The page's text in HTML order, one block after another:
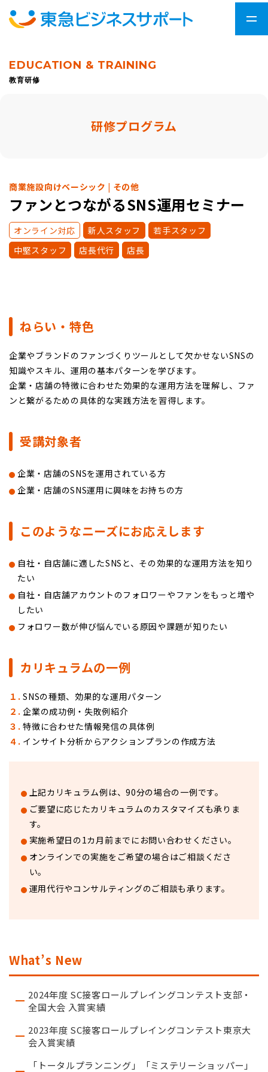
EDUCATION & TRAINING
教育研修
研修プログラム
商業施設向けベーシック | その他
ファンとつながるSNS運用セミナー
オンライン対応 新人スタッフ
若手スタッフ
中堅スタッフ
店長代行 店長
ねらい・特色
企業やブランドのファンづくりツールとして欠かせないSNSの
知識やスキル、運用の基本パターンを学びます。
企業・店舗の特徴に合わせた効果的な運用方法を理解し、ファ
ンと繋がるための具体的な実践方法を習得します。
受講対象者
企業・店舗のSNSを運用されている方
企業・店舗のSNS運用に興味をお持ちの方
このようなニーズにお応えします
自社・自店舗に適したSNSと、その効果的な運用方法を知り
たい
自社・自店舗アカウントのフォロワーやファンをもっと増や
したい
フォロワー数が伸び悩んでいる原因や課題が知りたい
カリキュラムの一例
１. SNSの種類、効果的な運用パターン
２. 企業の成功例・失敗例紹介
３. 特徴に合わせた情報発信の具体例
４. インサイト分析からアクションプランの作成方法
上記カリキュラム例は、90分の場合の一例です。
ご要望に応じたカリキュラムのカスタマイズも承りま
す。
実施希望日の1カ月前までにお問い合わせください。
オンラインでの実施をご希望の場合はご相談くださ
い。
運用代行やコンサルティングのご相談も承ります。
What’s New
2024年度 SC接客ロールプレイングコンテスト支部・
全国大会 入賞実績
2023年度 SC接客ロールプレイングコンテスト東京大
会入賞実績
「トータルプランニング」「ミステリーショッパー」